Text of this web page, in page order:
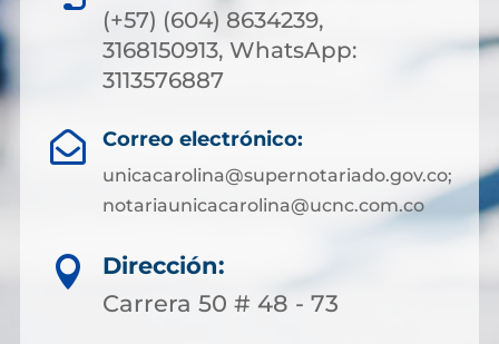
(+57) (604) 8634239,
3168150913, WhatsApp:
3113576887
 Correo electrónico:
unicacarolina@supernotariado.gov.co;
notariaunicacarolina@ucnc.com.co

Dirección:
Carrera 50 # 48 - 73